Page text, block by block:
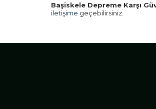
Başiskele Depreme Karşı
iletişime geçebilirsiniz.